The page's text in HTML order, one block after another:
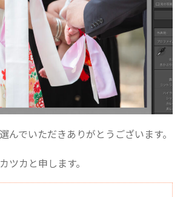
んでいただきありがとうございます。
ツカと申します。